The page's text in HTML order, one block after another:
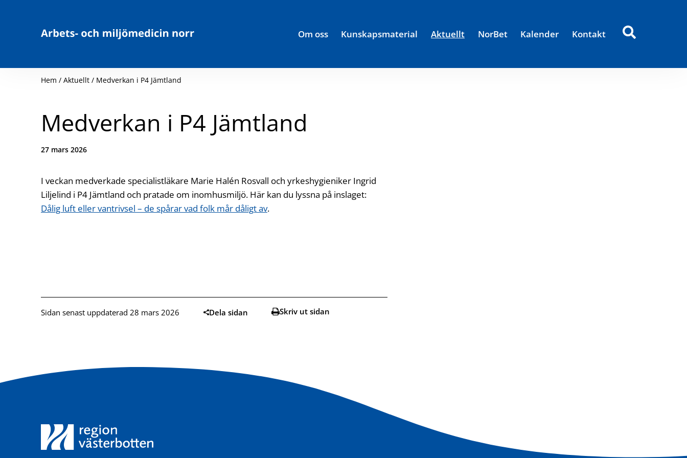
Om oss Kunskapsmaterial Aktuellt NorBet Kalender Kontakt
Hem / Aktuellt / Medverkan i P4 Jämtland
Medverkan i P4 Jämtland
Datum:
27 mars 2026
I veckan medverkade specialistläkare Marie Halén Rosvall och yrkeshygieniker Ingrid
Liljelind i P4 Jämtland och pratade om inomhusmiljö. Här kan du lyssna på inslaget:
Dålig luft eller vantrivsel – de spårar vad folk mår dåligt avÖppnas i ny flik
.
Sidan senast uppdaterad 28 mars 2026 Dela sidan Skriv ut sidan